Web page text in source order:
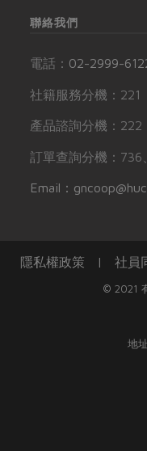
聯絡我們
電話： 02-2999-
社籍服務分機：221
產品諮詢分機：222
訂單查詢分機：736
Email：
隱私權政策 | 社員
© 2021
地